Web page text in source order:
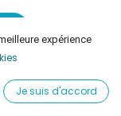
expérience
Je suis d'accord